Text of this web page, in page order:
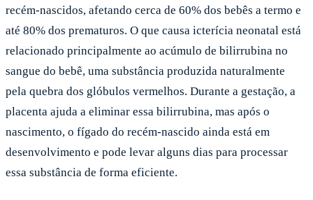
recém-nascidos, afetando cerca de 60% dos bebês a termo e
até 80% dos prematuros. O que causa icterícia neonatal está
relacionado principalmente ao acúmulo de bilirrubina no
sangue do bebê, uma substância produzida naturalmente
pela quebra dos glóbulos vermelhos. Durante a gestação, a
placenta ajuda a eliminar essa bilirrubina, mas após o
nascimento, o fígado do recém-nascido ainda está em
desenvolvimento e pode levar alguns dias para processar
essa substância de forma eficiente.